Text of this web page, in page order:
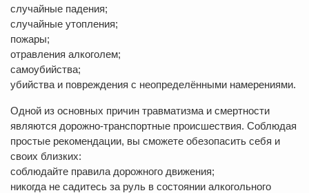
случайные падения;
случайные утопления;
пожары;
отравления алкоголем;
самоубийства;
убийства и повреждения с неопределёнными намерениями.
Одной из основных причин травматизма и смертности
являются дорожно-транспортные происшествия. Соблюдая
простые рекомендации, вы сможете обезопасить себя и
своих близких:
соблюдайте правила дорожного движения;
никогда не садитесь за руль в состоянии алкогольного